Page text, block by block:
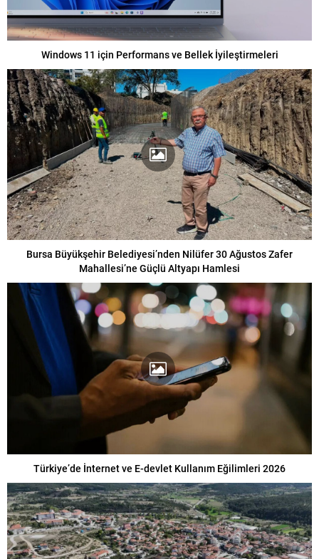
Windows 11 için Performans ve Bellek İyileştirmeleri
Bursa Büyükşehir Belediyesi’nden Nilüfer 30 Ağustos Zafer
Mahallesi’ne Güçlü Altyapı Hamlesi
Türkiye’de İnternet ve E-devlet Kullanım Eğilimleri 2026